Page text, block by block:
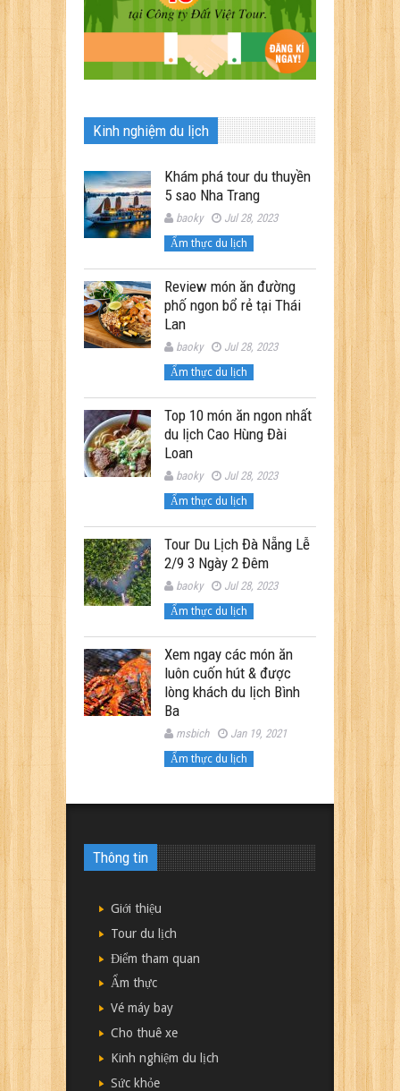
Kinh nghiệm du lịch
Khám phá tour du thuyền
5 sao Nha Trang
baoky Jul 28, 2023
Ẩm thực du lịch
Review món ăn đường
phố ngon bổ rẻ tại Thái
Lan
baoky Jul 28, 2023
Ẩm thực du lịch
Top 10 món ăn ngon nhất
du lịch Cao Hùng Đài
Loan
baoky Jul 28, 2023
Ẩm thực du lịch
Tour Du Lịch Đà Nẵng Lễ
2/9 3 Ngày 2 Đêm
baoky Jul 28, 2023
Ẩm thực du lịch
Xem ngay các món ăn
luôn cuốn hút & được
lòng khách du lịch Bình
Ba
msbich Jan 19, 2021
Ẩm thực du lịch
Thông tin
Giới thiệu
Tour du lịch
Điểm tham quan
Ẩm thực
Vé máy bay
Cho thuê xe
Kinh nghiệm du lịch
Sức khỏe